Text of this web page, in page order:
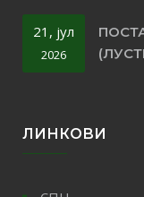
21, јул
2026
ЛИНКОВИ